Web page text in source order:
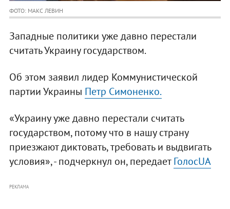
ФОТО: МАКС ЛЕВИН
Западные политики уже давно перестали
считать Украину государством.
Об этом заявил лидер Коммунистической
партии Украины Петр Симоненко.
«Украину уже давно перестали считать
государством, потому что в нашу страну
приезжают диктовать, требовать и выдвигать
условия», - подчеркнул он, передаетГолосUA
РЕКЛАМА